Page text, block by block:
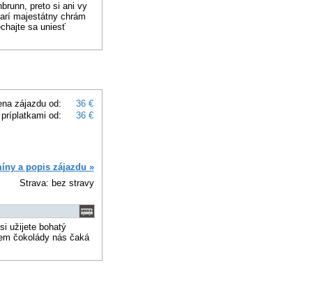
preto si ani vy
majestátny chrám
sa uniesť
zájazdu od:
36 €
od:
36 €
a popis zájazdu »
Strava: bez stravy
užijete bohatý
čokolády nás čaká